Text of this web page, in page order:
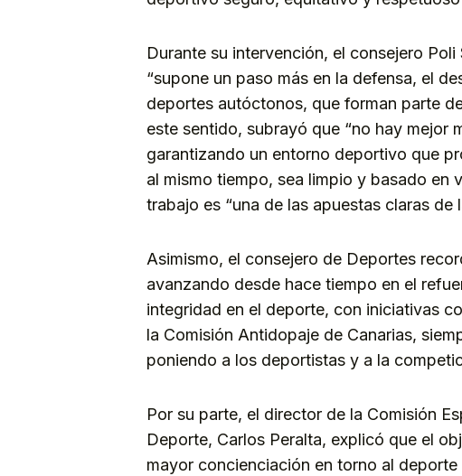
Durante su intervención, el consejero
“supone un paso más en la defensa, el
deportes autóctonos, que forman parte
este sentido, subrayó que “no hay mejor
garantizando un entorno deportivo que
al mismo tiempo, sea limpio y basado en
trabajo es “una de las apuestas claras de
Asimismo, el consejero de Deportes
avanzando desde hace tiempo en el
integridad en el deporte, con iniciativas
la Comisión Antidopaje de Canarias,
poniendo a los deportistas y a la
Por su parte, el director de la Comisión
Deporte, Carlos Peralta, explicó que el
mayor concienciación en torno al